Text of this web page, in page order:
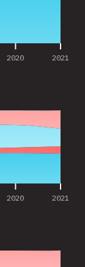
2020 2021
2020 2021